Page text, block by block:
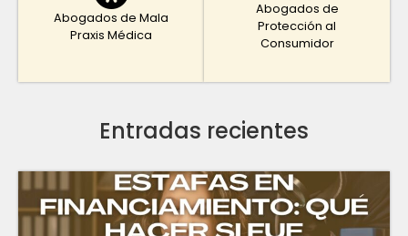
Abogados de Mala
Praxis Médica
Abogados de
Protección al
Consumidor
Entradas recientes